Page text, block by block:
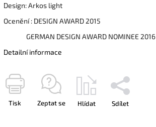
Design: Arkos light
Ocenění : DESIGN AWARD 2015
GERMAN DESIGN AWARD NOMINEE 2016
Detailní informace
Tisk Zeptat se Hlídat Sdílet